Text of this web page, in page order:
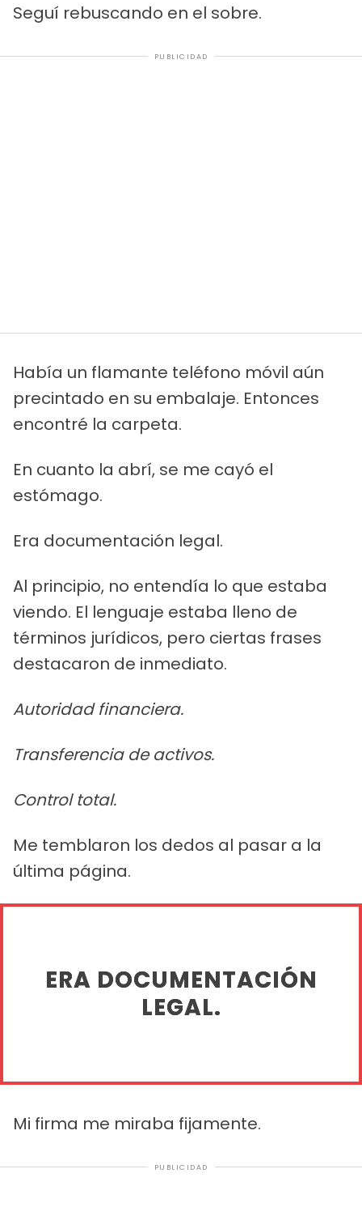
Seguí rebuscando en el sobre.
PUBLICIDAD
Había un flamante teléfono móvil aún
precintado en su embalaje. Entonces
encontré la carpeta.
En cuanto la abrí, se me cayó el
estómago.
Era documentación legal.
Al principio, no entendía lo que estaba
viendo. El lenguaje estaba lleno de
términos jurídicos, pero ciertas frases
destacaron de inmediato.
Autoridad financiera.
Transferencia de activos.
Control total.
Me temblaron los dedos al pasar a la
última página.
ERA DOCUMENTACIÓN
LEGAL.
Mi firma me miraba fijamente.
PUBLICIDAD